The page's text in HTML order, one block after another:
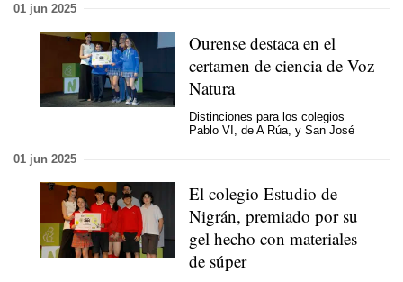
01 jun 2025
Ourense destaca en el
certamen de ciencia de Voz
Natura
Distinciones para los colegios
Pablo VI, de A Rúa, y San José
01 jun 2025
El colegio Estudio de
Nigrán, premiado por su
gel hecho con materiales
de súper